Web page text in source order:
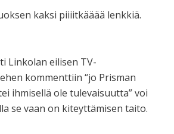
kaksi piiiitkääää lenkkiä.
Linkolan eilisen TV-
kommenttiin “jo Prisman
ihmisellä ole tulevaisuutta” voi
se vaan on kiteyttämisen taito.